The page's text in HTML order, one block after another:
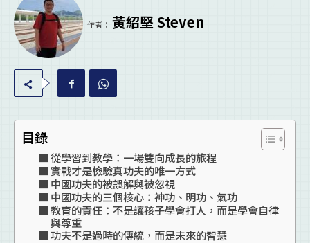
作者： 黃紹堅 Steven
目錄
從學習到教學：一場雙向成長的旅程
實戰才是檢驗真功夫的唯一方式
中國功夫的被誤解與被忽視
中國功夫的三個核心：神功、明功、氣功
教育的責任：不是讓孩子學會打人，而是學會自律
與尊重
功夫不是過時的傳統，而是未來的智慧